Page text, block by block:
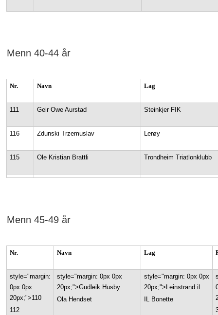
Menn 40-44 år
Nr. Navn Lag
111 Geir Owe Aurstad Steinkjer FIK
116 Zdunski Trzemuslav Lerøy
115 Ole Kristian Brattli Trondheim Triatlonklubb
Menn 45-49 år
Nr. Navn Lag
style="margin:
0px 0px
20px;">110
112
style="margin: 0px 0px
20px;">Gudleik Husby
Ola Hendset
style="margin: 0px 0px
20px;">Leinstrand il
IL Bonette